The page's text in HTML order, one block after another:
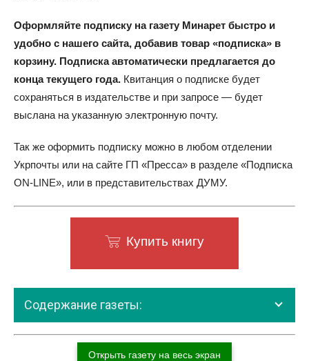
Оформляйте подписку на газету Минарет быстро и
удобно с нашего сайта, добавив товар «подписка» в
корзину. Подписка автоматически предлагается до
конца текущего года. Квитанция о подписке будет
сохраняться в издательстве и при запросе — будет
выслана на указанную электронную почту.
Так же оформить подписку можно в любом отделении
Укрпочты или на сайте ГП «Пресса» в разделе «Подписка
ON-LINE», или в представительствах ДУМУ.
Купить книгу
Содержание газеты:
Открыть газету на весь экран